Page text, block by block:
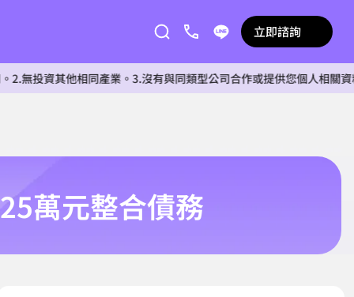
立即諮詢
相同產業。3.沒有與同類型公司合作或提供您個人相關資料給任何
萬元整合債務